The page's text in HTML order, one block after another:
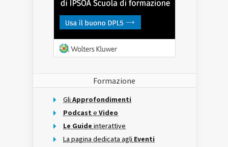
Formazione
Gli Approfondimenti
Podcast e Video
Le Guide interattive
La pagina dedicata agli Eventi